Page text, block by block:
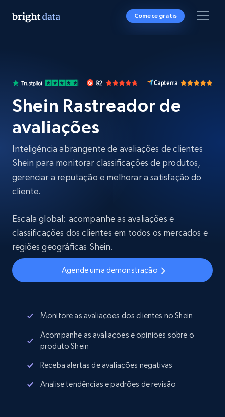
Comece grátis
Shein Rastreador de
avaliações
Inteligência abrangente de avaliações de clientes
Shein para monitorar classificações de produtos,
gerenciar a reputação e melhorar a satisfação do
cliente.
Escala global: acompanhe as avaliações e
classificações dos clientes em todos os mercados e
regiões geográficas Shein.
Agende uma demonstração
Monitore as avaliações dos clientes no Shein
Acompanhe as avaliações e opiniões sobre o
produto Shein
Receba alertas de avaliações negativas
Analise tendências e padrões de revisão